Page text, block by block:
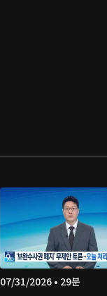
07/31/2026 • 29분